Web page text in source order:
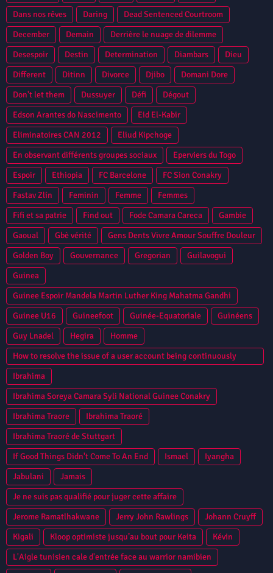
Dans nos rêves
Daring
Dead Sentenced Courtroom
December
Demain
Derrière le nuage de dilemme
Desespoir
Destin Determination Diambars
Dieu
Different
Ditinn Divorce Djibo
Domani Dore
Don't let them
Dussuyer Défi
Dégout
Edson Arantes do Nascimento
Eid El-Kabir
Eliminatoires CAN 2012
Eliud Kipchoge
En observant différents groupes sociaux
Eperviers du Togo
Espoir
Ethiopia FC Barcelone
FC Sion Conakry
Fastav Zlín
Feminin Femme
Femmes
Fifi et sa patrie
Find out Fode Camara Careca
Gambie
Gaoual
Gbè vérité
Gens Dents Vivre Amour Souffre Douleur
Golden Boy
Gouvernance Gregorian
Guilavogui
Guinea
Guinee Espoir Mandela Martin Luther King Mahatma Gandhi
Guinee U16
Guineefoot Guinée-Equatoriale
Guinéens
Guy Lnadel
Hegira
Homme
How to resolve the issue of a user account being continuously
locked in Oracle Database?
Ibrahima
Ibrahima Soreya Camara Syli National Guinee Conakry
Ibrahima Traore
Ibrahima Traoré
Ibrahima Traoré de Stuttgart
If Good Things Didn't Come To An End
Ismael
Iyangha
Jabulani
Jamais
Je ne suis pas qualifié pour juger cette affaire
Jerome Ramatlhakwane
Jerry John Rawlings
Johann Cruyff
Kigali
Kloop optimiste jusqu’au bout pour Keita
Kévin
L'Aigle tunisien cale d'entrée face au warrior namibien